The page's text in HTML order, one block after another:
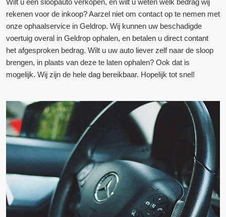
Wilt u een sloopauto verkopen, en wilt u weten welk bedrag wij
rekenen voor de inkoop? Aarzel niet om contact op te nemen met
onze ophaalservice in Geldrop. Wij kunnen uw beschadigde
voertuig overal in Geldrop ophalen, en betalen u direct contant
het afgesproken bedrag. Wilt u uw auto liever zelf naar de sloop
brengen, in plaats van deze te laten ophalen? Ook dat is
mogelijk. Wij zijn de hele dag bereikbaar. Hopelijk tot snel!